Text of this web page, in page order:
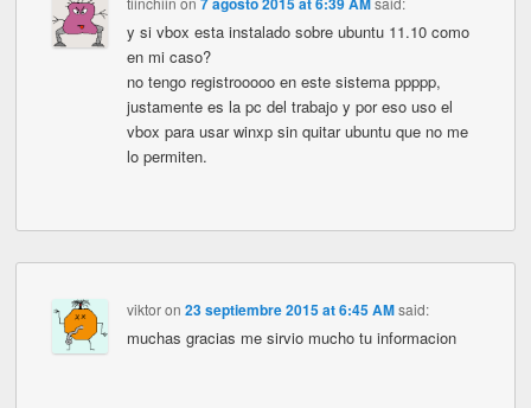
y si vbox esta instalado sobre ubuntu 11.10 como
en mi caso?
no tengo registrooooo en este sistema ppppp,
justamente es la pc del trabajo y por eso uso el
vbox para usar winxp sin quitar ubuntu que no me
lo permiten.
viktoron 23 septiembre 2015 at 6:45 AM said:
muchas gracias me sirvio mucho tu informacion